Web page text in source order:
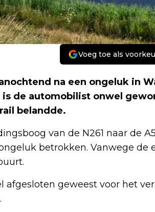
Voeg toe als
na een ongeluk in
de automobilist onwel
belandde.
van de N261 naar de
betrokken. Vanwege de
afgesloten geweest voor het